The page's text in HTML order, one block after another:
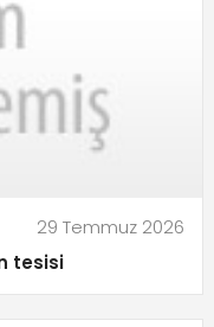
29 Temmuz 2026
tesisi